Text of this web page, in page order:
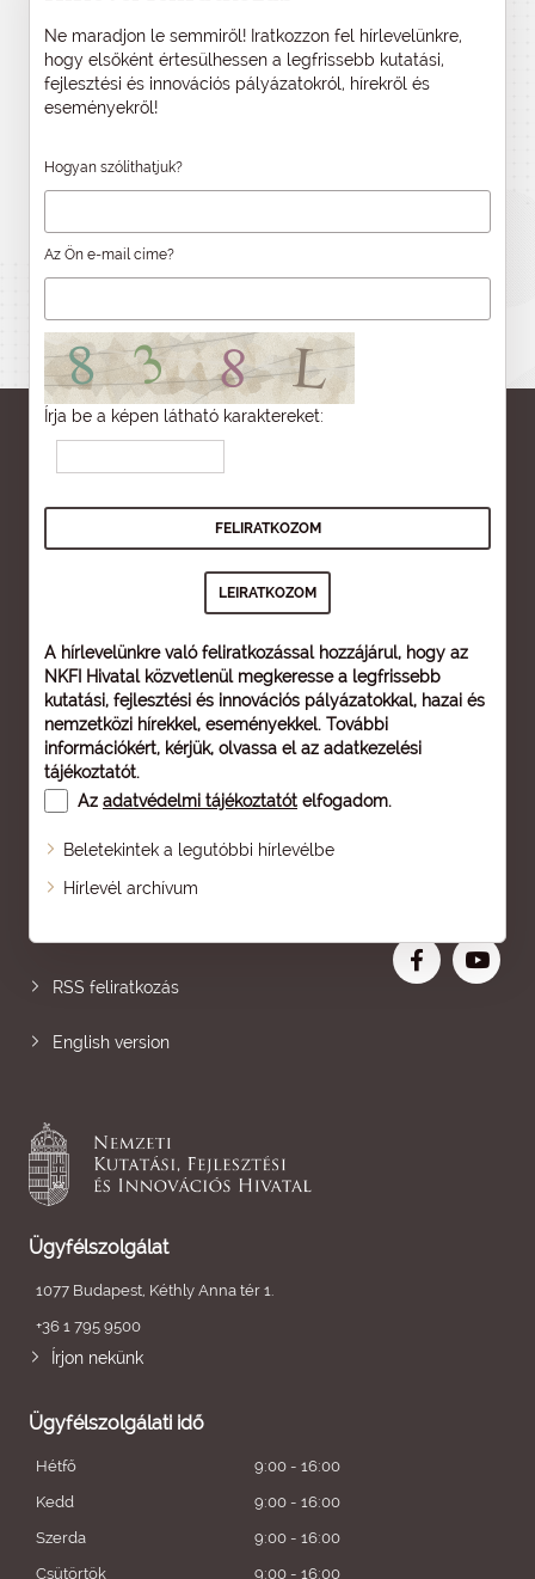
Ne maradjon le semmiről! Iratkozzon fel hírlevelünkre,
hogy elsőként értesülhessen a legfrissebb kutatási,
fejlesztési és innovációs pályázatokról, hírekről és
eseményekről!
Hogyan szólíthatjuk?
Az Ön e-mail címe?
Írja be a képen látható karaktereket:
A hírlevelünkre való feliratkozással hozzájárul, hogy az
NKFI Hivatal közvetlenül megkeresse a legfrissebb
kutatási, fejlesztési és innovációs pályázatokkal, hazai és
nemzetközi hírekkel, eseményekkel. További
információkért, kérjük, olvassa el az adatkezelési
tájékoztatót.
Az adatvédelmi tájékoztatót elfogadom.
Beletekintek a legutóbbi hírlevélbe
Hírlevél archívum
Oldaltérkép
RSS feliratkozás
English version
Ügyfélszolgálat
1077 Budapest, Kéthly Anna tér 1.
+36 1 795 9500
Írjon nekünk
Ügyfélszolgálati idő
Hétfő
9:00 - 16:00
Kedd
9:00 - 16:00
Szerda
9:00 - 16:00
Csütörtök
9:00 - 16:00